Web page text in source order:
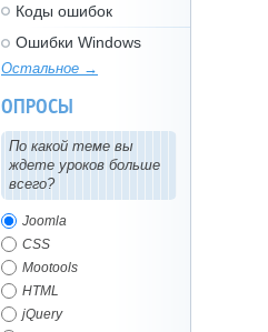
Коды ошибок
Ошибки Windows
Остальное →
ОПРОСЫ
По какой теме вы
ждете уроков больше
всего?
Joomla
CSS
Mootools
HTML
jQuery